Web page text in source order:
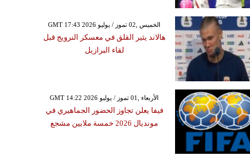
GMT 17:43 2026 الخميس ,02 تموز / يوليو
هالاند يثير القلق في معسكر النرويج قبل
لقاء البرازيل
GMT 14:22 2026 الأربعاء ,01 تموز / يوليو
فيفا يعلن تجاوز الحضور الجماهيري في
مونديال 2026 خمسة ملايين مشجع